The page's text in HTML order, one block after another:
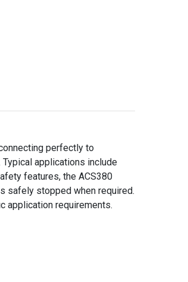
perfectly to
applications include
features, the ACS380
safely stopped when required.
application requirements.